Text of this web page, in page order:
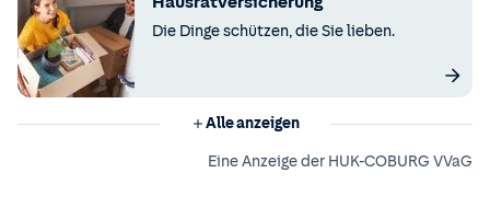
Die Dinge schützen, die Sie lieben.
Alle anzeigen
Eine Anzeige der HUK-COBURG VVaG